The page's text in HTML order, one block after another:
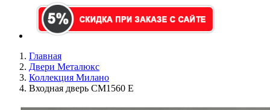
Главная
Двери Металюкс
Коллекция Милано
Входная дверь СМ1560 Е